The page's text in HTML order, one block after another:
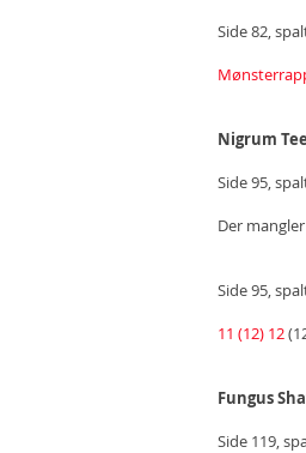
Side 82,
Nigrum
Side 95,
Der mangler
Side 95,
11 (12) 12
Fungus
Side 119,